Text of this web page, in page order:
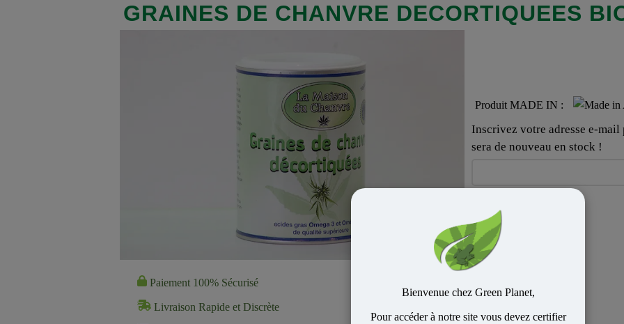
Bienvenue chez Green Planet,
Pour accéder à notre site vous devez certifier
GRAINES DE CHANVRE DECORTIQUEES
Paiement 100% Sécurisé
Livraison Rapide et Discrète
Produit MADE IN :
Inscrivez votre adresse e-
sera de nouveau en stock !